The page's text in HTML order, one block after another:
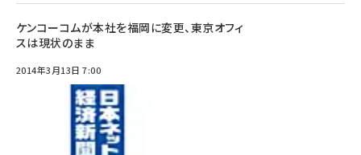
ケンコーコムが本社を福岡に変更、東京オフィ
スは現状のまま
2014年3月13日 7:00